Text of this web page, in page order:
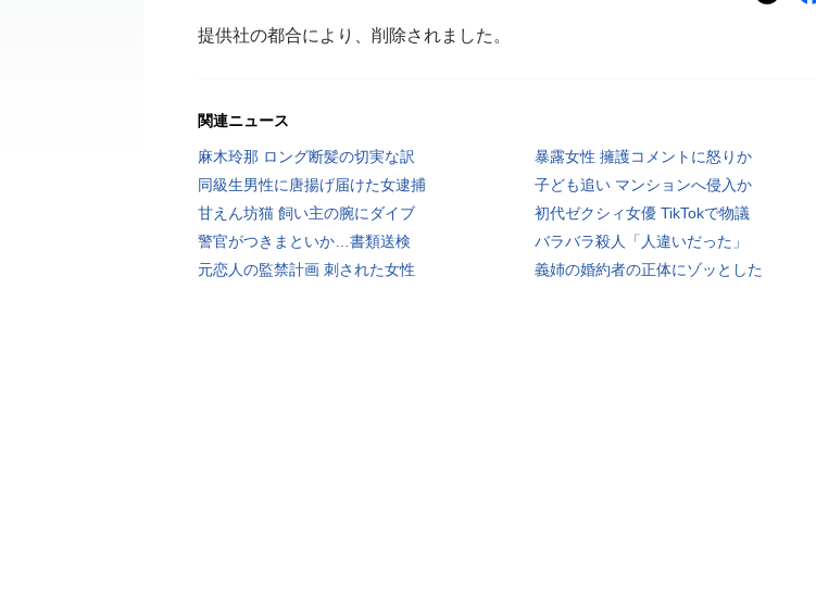
提供社の都合により、削除されました。
関連ニュース
麻木玲那 ロング断髪の切実な訳
暴露女性 擁護コメントに怒りか
同級生男性に唐揚げ届けた女逮捕
子ども追い マンションへ侵入か
甘えん坊猫 飼い主の腕にダイブ
初代ゼクシィ女優 TikTokで物議
警官がつきまといか…書類送検
バラバラ殺人「人違いだった」
元恋人の監禁計画 刺された女性
義姉の婚約者の正体にゾッとした